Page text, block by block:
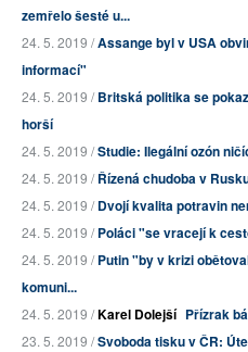
zemřelo šesté u...
24. 5. 2019 /Assange byl v USA
informací"
24. 5. 2019 /Britská politika se
horší
24. 5. 2019 /Studie: Ilegální ozón
24. 5. 2019 /Řízená chudoba v
24. 5. 2019 /Dvojí kvalita potravin
24. 5. 2019 /Poláci "se vracejí k
24. 5. 2019 /Putin "by v krizi
komuni...
24. 5. 2019 /Karel Dolejší Přízrak
23. 5. 2019 /Svoboda tisku v ČR: